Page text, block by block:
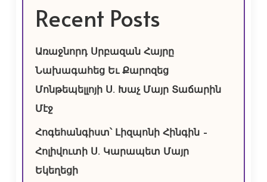
Recent Posts
Առաջնորդ Սրբազան Հայրը
Նախագահեց Եւ Քարոզեց
Մոնթեպելլոյի Ս. Խաչ Մայր Տաճարին
Մէջ
Հոգեհանգիստ՝ Լիզպոնի Հինգին –
Հոլիվուտի Ս. Կարապետ Մայր
Եկեղեցի